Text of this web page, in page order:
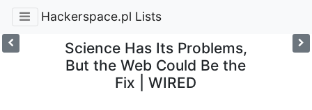
Hackerspace.pl Lists
Science Has Its Problems,
But the Web Could Be the
Fix | WIRED